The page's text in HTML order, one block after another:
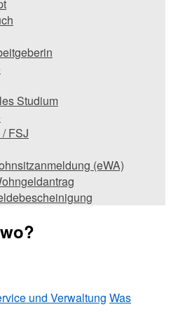
Studium
FSJ
(eWA)
und Verwaltung Was